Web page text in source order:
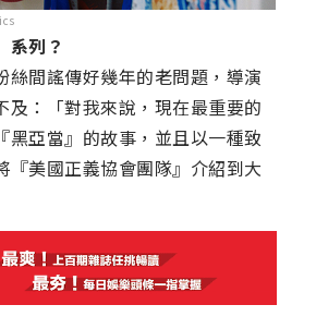
系列？
絲間謠傳好幾年的老問題，導演
及：「對我來說，現在最重要的
黑亞當』的故事，並且以一種致
『美國正義協會團隊』介紹到大